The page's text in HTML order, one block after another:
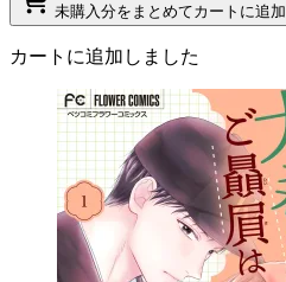
未購入分をまとめてカートに追加
カートに追加しました